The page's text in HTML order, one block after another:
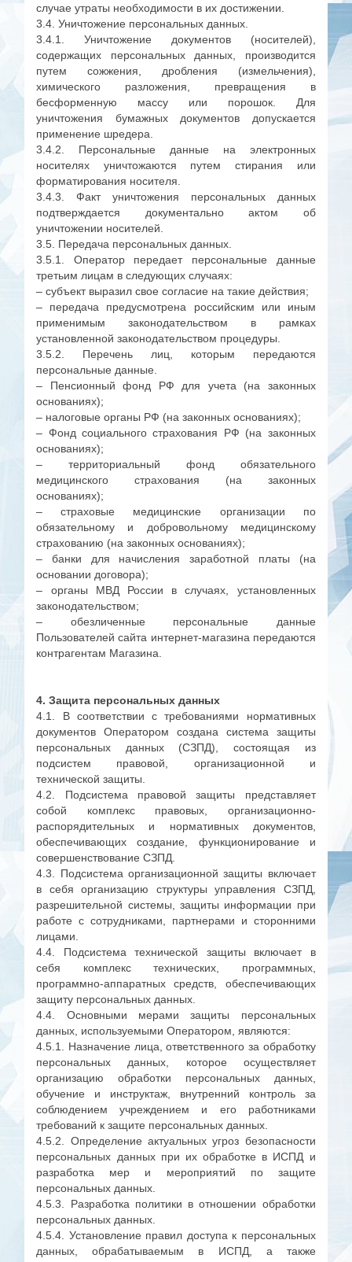
случае утраты необходимости в их достижении.
3.4. Уничтожение персональных данных.
3.4.1. Уничтожение документов (носителей),
содержащих персональных данных, производится
путем сожжения, дробления (измельчения),
химического разложения, превращения в
бесформенную массу или порошок. Для
уничтожения бумажных документов допускается
применение шредера.
3.4.2. Персональные данные на электронных
носителях уничтожаются путем стирания или
форматирования носителя.
3.4.3. Факт уничтожения персональных данных
подтверждается документально актом об
уничтожении носителей.
3.5. Передача персональных данных.
3.5.1. Оператор передает персональные данные
третьим лицам в следующих случаях:
– субъект выразил свое согласие на такие действия;
– передача предусмотрена российским или иным
применимым законодательством в рамках
установленной законодательством процедуры.
3.5.2. Перечень лиц, которым передаются
персональные данные.
– Пенсионный фонд РФ для учета (на законных
основаниях);
– налоговые органы РФ (на законных основаниях);
– Фонд социального страхования РФ (на законных
основаниях);
– территориальный фонд обязательного
медицинского страхования (на законных
основаниях);
– страховые медицинские организации по
обязательному и добровольному медицинскому
страхованию (на законных основаниях);
– банки для начисления заработной платы (на
основании договора);
– органы МВД России в случаях, установленных
законодательством;
– обезличенные персональные данные
Пользователей сайта интернет-магазина передаются
контрагентам Магазина.
4. Защита персональных данных
4.1. В соответствии с требованиями нормативных
документов Оператором создана система защиты
персональных данных (СЗПД), состоящая из
подсистем правовой, организационной и
технической защиты.
4.2. Подсистема правовой защиты представляет
собой комплекс правовых, организационно-
распорядительных и нормативных документов,
обеспечивающих создание, функционирование и
совершенствование СЗПД.
4.3. Подсистема организационной защиты включает
в себя организацию структуры управления СЗПД,
разрешительной системы, защиты информации при
работе с сотрудниками, партнерами и сторонними
лицами.
4.4. Подсистема технической защиты включает в
себя комплекс технических, программных,
программно-аппаратных средств, обеспечивающих
защиту персональных данных.
4.4. Основными мерами защиты персональных
данных, используемыми Оператором, являются:
4.5.1. Назначение лица, ответственного за обработку
персональных данных, которое осуществляет
организацию обработки персональных данных,
обучение и инструктаж, внутренний контроль за
соблюдением учреждением и его работниками
требований к защите персональных данных.
4.5.2. Определение актуальных угроз безопасности
персональных данных при их обработке в ИСПД и
разработка мер и мероприятий по защите
персональных данных.
4.5.3. Разработка политики в отношении обработки
персональных данных.
4.5.4. Установление правил доступа к персональных
данных, обрабатываемым в ИСПД, а также